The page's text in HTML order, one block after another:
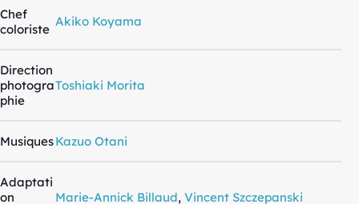
Chef
coloriste
Akiko Koyama
Direction
photogra
phie
Toshiaki Morita
MusiquesKazuo Otani
Adaptati
on
Marie-Annick Billaud, Vincent Szczepanski